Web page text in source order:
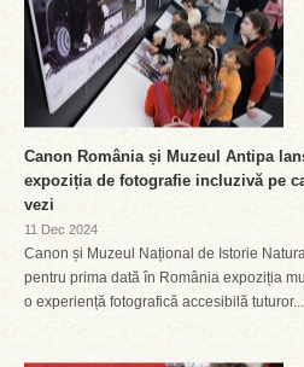
Canon România și Muzeul Antipa
expoziția de fotografie incluzivă pe
vezi
11 Dec 2024
Canon și Muzeul Național de Istorie
pentru prima dată în România expoziția
o experiență fotografică accesibilă tuturor...